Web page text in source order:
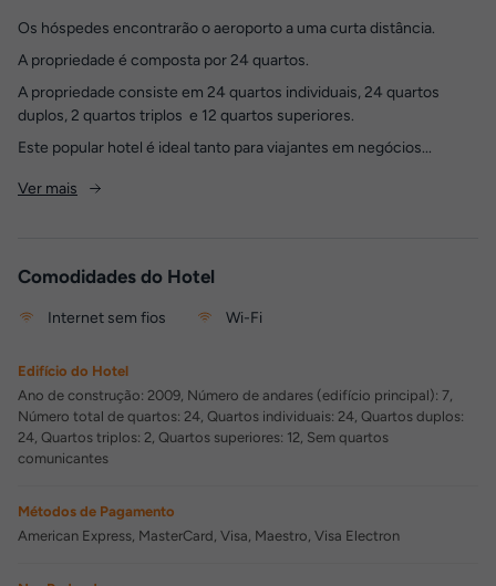
Os hóspedes encontrarão o aeroporto a uma curta distância.
A propriedade é composta por 24 quartos.
A propriedade consiste em 24 quartos individuais, 24 quartos
duplos, 2 quartos triplos e 12 quartos superiores.
Este popular hotel é ideal tanto para viajantes em negócios...
Ver mais
Comodidades do Hotel
Internet sem fios Wi-Fi
Edifício do Hotel
Ano de construção: 2009, Número de andares (edifício principal): 7,
Número total de quartos: 24, Quartos individuais: 24, Quartos duplos:
24, Quartos triplos: 2, Quartos superiores: 12, Sem quartos
comunicantes
Métodos de Pagamento
American Express, MasterCard, Visa, Maestro, Visa Electron